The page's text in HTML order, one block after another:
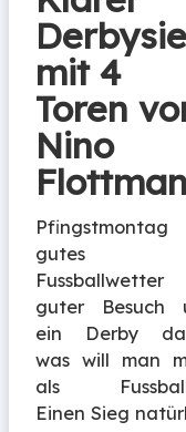
mit 4
Toren
Nino
gutes
guter Besuch
ein Derby
was will man
als
Einen Sieg